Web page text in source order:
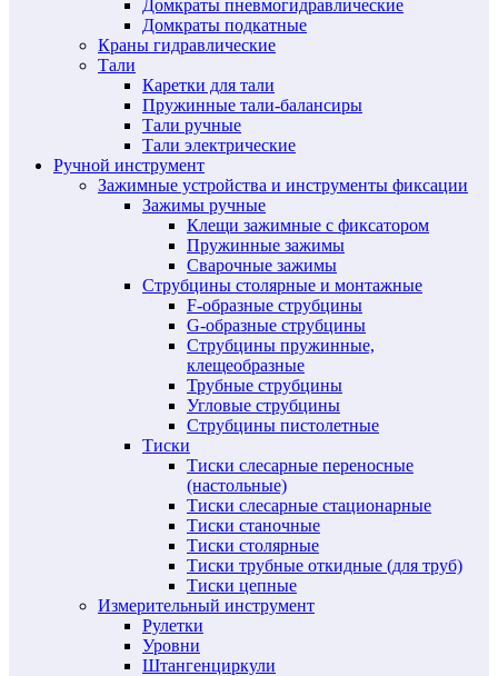
Домкраты пневмогидравлические
Домкраты подкатные
Краны гидравлические
Тали
Каретки для тали
Пружинные тали-балансиры
Тали ручные
Тали электрические
Ручной инструмент
Зажимные устройства и инструменты фиксации
Зажимы ручные
Клещи зажимные с фиксатором
Пружинные зажимы
Сварочные зажимы
Струбцины столярные и монтажные
F-образные струбцины
G-образные струбцины
Струбцины пружинные,
клещеобразные
Трубные струбцины
Угловые струбцины
Струбцины пистолетные
Тиски
Тиски слесарные переносные
(настольные)
Тиски слесарные стационарные
Тиски станочные
Тиски столярные
Тиски трубные откидные (для труб)
Тиски цепные
Измерительный инструмент
Рулетки
Уровни
Штангенциркули